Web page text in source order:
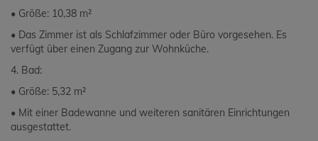
• Größe: 10,38 m²
• Das Zimmer ist als Schlafzimmer oder Büro vorgesehen. Es
verfügt über einen Zugang zur Wohnküche.
4. Bad:
• Größe: 5,32 m²
• Mit einer Badewanne und weiteren sanitären Einrichtungen
ausgestattet.